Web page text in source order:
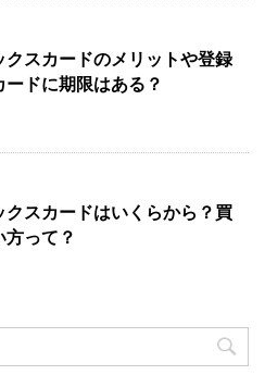
クスカードのメリットや登録
ードに期限はある？
クスカードはいくらから？買
方って？